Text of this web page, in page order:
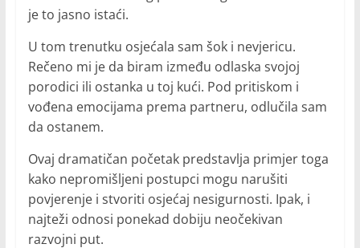
je to jasno istaći.
U tom trenutku osjećala sam šok i nevjericu.
Rečeno mi je da biram između odlaska svojoj
porodici ili ostanka u toj kući. Pod pritiskom i
vođena emocijama prema partneru, odlučila sam
da ostanem.
Ovaj dramatičan početak predstavlja primjer toga
kako nepromišljeni postupci mogu narušiti
povjerenje i stvoriti osjećaj nesigurnosti. Ipak, i
najteži odnosi ponekad dobiju neočekivan
razvojni put.